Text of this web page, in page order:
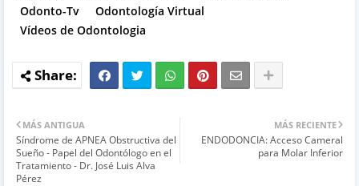
Odonto-Tv
Odontología Virtual
Vídeos de Odontologia
MÁS RECIENTE
ENDODONCIA: Acceso Cameral
para Molar Inferior
MÁS ANTIGUA
Síndrome de APNEA Obstructiva del
Sueño - Papel del Odontólogo en el
Tratamiento - Dr. José Luis Alva
Pérez